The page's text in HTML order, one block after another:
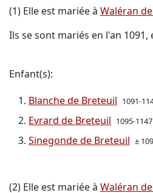
(1) Elle est mariée à Waléran
Ils se sont mariés en l'an 1091,
Enfant(s):
Blanche de Breteuil 1091-
Evrard de Breteuil 1095-1147
Sinegonde de Breteuil ±
(2) Elle est mariée à Waléran